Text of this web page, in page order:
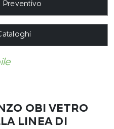
Preventivo
OBI VETRO
LINEA DI